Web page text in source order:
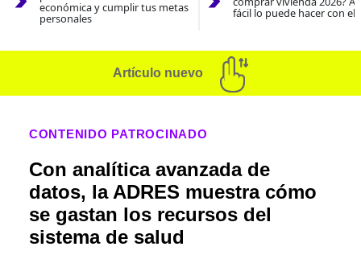
económica y cumplir tus metas
personales fácil lo puede hacer con el
Artículo nuevo
CONTENIDO PATROCINADO
Con analítica avanzada de
datos, la ADRES muestra cómo
se gastan los recursos del
sistema de salud